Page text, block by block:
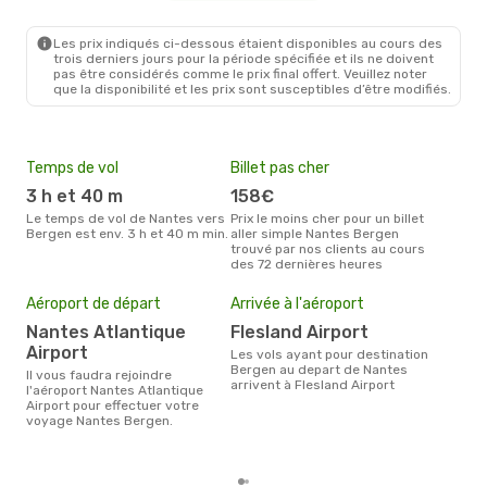
Klm Royal Dutch Airlines
1 Escale
NTE- BGO
Klm Royal Dutch Airlines
1 Escale
Les prix indiqués ci-dessous étaient disponibles au cours des
trois derniers jours pour la période spécifiée et ils ne doivent
pas être considérés comme le prix final offert. Veuillez noter
que la disponibilité et les prix sont susceptibles d’être modifiés.
Temps de vol
3 h et 40 m
Le temps de vol de Nantes vers
Bergen est env. 3 h et 40 m min.
Billet pas cher
158€
Prix le moins cher pour un billet
aller simple Nantes Bergen
trouvé par nos clients au cours
des 72 dernières heures
Aéroport de départ
Nantes Atlantique
Airport
Il vous faudra rejoindre
l'aéroport Nantes Atlantique
Airport pour effectuer votre
voyage Nantes Bergen.
Arrivée à l'aéroport
Flesland Airport
Les vols ayant pour destination
Bergen au depart de Nantes
arrivent à Flesland Airport